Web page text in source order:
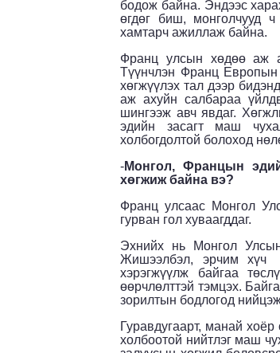
бодож байна. Эндээс
өгдөг биш, монголчууд
хамтарч ажиллаж байна.
Франц улсын хөдөө аж
Түүнчлэн Франц Европын
хөгжүүлэх тал дээр
аж ахуйн салбараа
шингээж авч явдаг.
эдийн засагт маш
холбогдолтой болоход
-Монгол, Францын
хөгжиж байна вэ?
Франц улсаас Монгол
гурван гол хуваагддаг.
Эхнийх нь Монгол
Жишээлбэл, эрчим хүч
хэрэгжүүлж байгаа
өөрчлөлттэй тэмцэх.
зорилтын бодлогод
Гуравдугаарт, манай
холбоотой нийтлэг маш